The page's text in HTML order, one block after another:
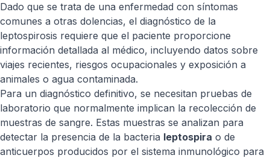
Dado que se trata de una enfermedad con síntomas
comunes a otras dolencias, el diagnóstico de la
leptospirosis requiere que el paciente proporcione
información detallada al médico, incluyendo datos sobre
viajes recientes, riesgos ocupacionales y exposición a
animales o agua contaminada.
Para un diagnóstico definitivo, se necesitan pruebas de
laboratorio que normalmente implican la recolección de
muestras de sangre. Estas muestras se analizan para
detectar la presencia de la bacteria leptospira o de
anticuerpos producidos por el sistema inmunológico para